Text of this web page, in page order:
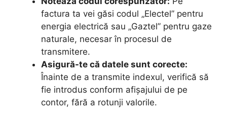
factura ta vei găsi codul „Electel” pentru
energia electrică sau „Gaztel” pentru gaze
naturale, necesar în procesul de
transmitere.
Asigură-te că datele sunt corecte:
Înainte de a transmite indexul, verifică să
fie introdus conform afișajului de pe
contor, fără a rotunji valorile.